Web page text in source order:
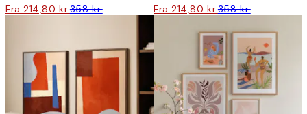
Fra 214,80 kr.358 kr. Fra 214,80 kr.358 kr.